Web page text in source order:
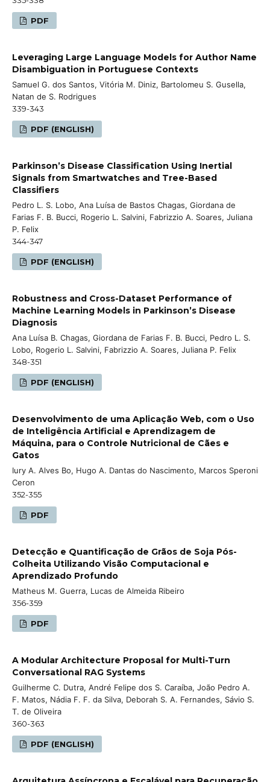
PDF
Leveraging Large Language Models for Author Name
Disambiguation in Portuguese Contexts
Samuel G. dos Santos, Vitória M. Diniz, Bartolomeu S. Gusella,
Natan de S. Rodrigues
339-343
PDF (ENGLISH)
Parkinson’s Disease Classification Using Inertial
Signals from Smartwatches and Tree-Based
Classifiers
Pedro L. S. Lobo, Ana Luísa de Bastos Chagas, Giordana de
Farias F. B. Bucci, Rogerio L. Salvini, Fabrizzio A. Soares, Juliana
P. Felix
344-347
PDF (ENGLISH)
Robustness and Cross-Dataset Performance of
Machine Learning Models in Parkinson’s Disease
Diagnosis
Ana Luísa B. Chagas, Giordana de Farias F. B. Bucci, Pedro L. S.
Lobo, Rogerio L. Salvini, Fabrizzio A. Soares, Juliana P. Felix
348-351
PDF (ENGLISH)
Desenvolvimento de uma Aplicação Web, com o Uso
de Inteligência Artificial e Aprendizagem de
Máquina, para o Controle Nutricional de Cães e
Gatos
Iury A. Alves Bo, Hugo A. Dantas do Nascimento, Marcos Speroni
Ceron
352-355
PDF
Detecção e Quantificação de Grãos de Soja Pós-
Colheita Utilizando Visão Computacional e
Aprendizado Profundo
Matheus M. Guerra, Lucas de Almeida Ribeiro
356-359
PDF
A Modular Architecture Proposal for Multi-Turn
Conversational RAG Systems
Guilherme C. Dutra, André Felipe dos S. Caraíba, João Pedro A.
F. Matos, Nádia F. F. da Silva, Deborah S. A. Fernandes, Sávio S.
T. de Oliveira
360-363
PDF (ENGLISH)